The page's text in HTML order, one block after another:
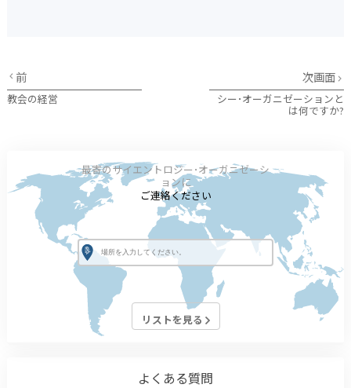
前
教会の経営
次画面
シー･オーガニゼーションと
は何ですか?
最寄のサイエントロジー･オーガニゼーシ
ョンに
ご連絡ください
リストを見る
よくある質問